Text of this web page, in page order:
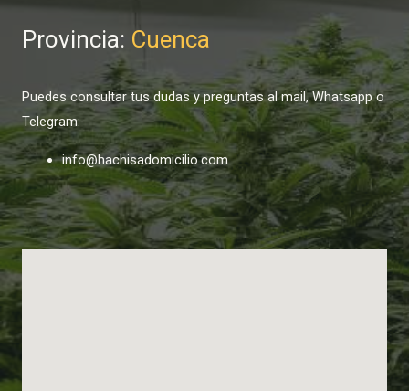
Provincia: Cuenca
Puedes consultar tus dudas y preguntas al mail, Whatsapp o
Telegram:
info@hachisadomicilio.com